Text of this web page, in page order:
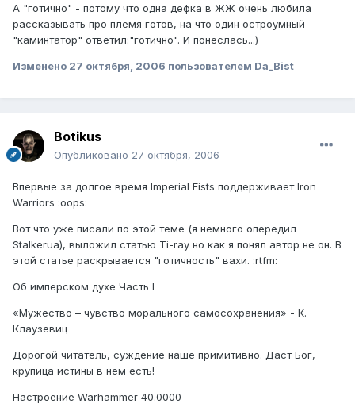
А "готично" - потому что одна дефка в ЖЖ очень любила
рассказывать про племя готов, на что один остроумный
"каминтатор" ответил:"готично". И понеслась...)
Изменено 27 октября, 2006 пользователем Da_Bist
Botikus
Опубликовано 27 октября, 2006
Впервые за долгое время Imperial Fists поддерживает Iron
Warriors :oops:
Вот что уже писали по этой теме (я немного опередил
Stalkerua), выложил статью Ti-ray но как я понял автор не он. В
этой статье раскрывается "готичность" вахи. :rtfm:
Об имперском духе Часть I
«Мужество – чувство морального самосохранения» - К.
Клаузевиц
Дорогой читатель, суждение наше примитивно. Даст Бог,
крупица истины в нем есть!
Настроение Warhammer 40.0000